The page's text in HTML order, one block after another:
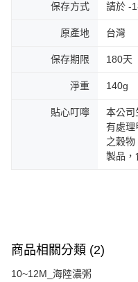
保存方式 請於 -
原產地 台灣
保存期限 180天
淨重 140g
貼心叮嚀
本公司
有處理
之穀
製品，
商品相關分類 (2)
10~12M_海陸濃粥